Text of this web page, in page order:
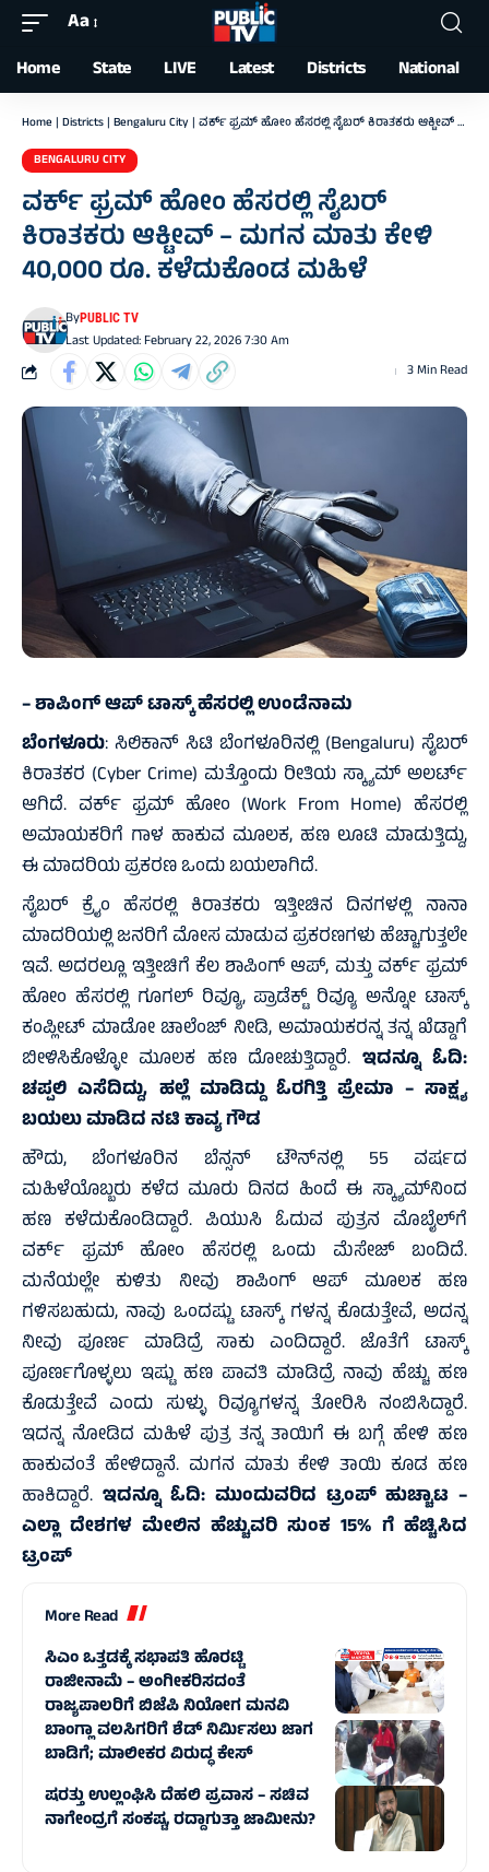
Font
Resizer
Aa
Home State LIVE Latest Districts National
Home | Districts | Bengaluru City | ವರ್ಕ್ ಫ್ರಮ್ ಹೋಂ ಹೆಸರಲ್ಲಿ ಸೈಬರ್ ಕಿರಾತಕರು ಆಕ್ಟೀವ್ – ಮಗನ ಮಾತು ಕೇಳಿ 40,000 ರೂ. ಕಳೆದುಕೊಂಡ ಮಹಿಳೆ
BENGALURU CITY
ವರ್ಕ್ ಫ್ರಮ್ ಹೋಂ ಹೆಸರಲ್ಲಿ ಸೈಬರ್
ಕಿರಾತಕರು ಆಕ್ಟೀವ್ – ಮಗನ ಮಾತು ಕೇಳಿ
40,000 ರೂ. ಕಳೆದುಕೊಂಡ ಮಹಿಳೆ
Last Updated: February 22, 2026 7:30 Am
ByPUBLIC TV
3 Min Read
– ಶಾಪಿಂಗ್ ಆಪ್ ಟಾಸ್ಕ್ ಹೆಸರಲ್ಲಿ ಉಂಡೆನಾಮ
ಬೆಂಗಳೂರು: ಸಿಲಿಕಾನ್ ಸಿಟಿ ಬೆಂಗಳೂರಿನಲ್ಲಿ (Bengaluru) ಸೈಬರ್
ಕಿರಾತಕರ (Cyber Crime) ಮತ್ತೊಂದು ರೀತಿಯ ಸ್ಕ್ಯಾಮ್ ಅಲರ್ಟ್
ಆಗಿದೆ. ವರ್ಕ್ ಫ್ರಮ್ ಹೋಂ (Work From Home) ಹೆಸರಲ್ಲಿ
ಅಮಾಯಕರಿಗೆ ಗಾಳ ಹಾಕುವ ಮೂಲಕ, ಹಣ ಲೂಟಿ ಮಾಡುತ್ತಿದ್ದು,
ಈ ಮಾದರಿಯ ಪ್ರಕರಣ ಒಂದು ಬಯಲಾಗಿದೆ.
ಸೈಬರ್ ಕ್ರೈಂ ಹೆಸರಲ್ಲಿ ಕಿರಾತಕರು ಇತ್ತೀಚಿನ ದಿನಗಳಲ್ಲಿ ನಾನಾ
ಮಾದರಿಯಲ್ಲಿ ಜನರಿಗೆ ಮೋಸ ಮಾಡುವ ಪ್ರಕರಣಗಳು ಹೆಚ್ಚಾಗುತ್ತಲೇ
ಇವೆ. ಅದರಲ್ಲೂ ಇತ್ತೀಚಿಗೆ ಕೆಲ ಶಾಪಿಂಗ್ ಆಪ್, ಮತ್ತು ವರ್ಕ್ ಫ್ರಮ್
ಹೋಂ ಹೆಸರಲ್ಲಿ ಗೂಗಲ್ ರಿವ್ಯೂ, ಪ್ರಾಡೆಕ್ಟ್ ರಿವ್ಯೂ ಅನ್ನೋ ಟಾಸ್ಕ್
ಕಂಪ್ಲೀಟ್ ಮಾಡೋ ಚಾಲೆಂಜ್ ನೀಡಿ, ಅಮಾಯಕರನ್ನ ತನ್ನ ಖೆಡ್ಡಾಗೆ
ಬೀಳಿಸಿಕೊಳ್ಳೋ ಮೂಲಕ ಹಣ ದೋಚುತ್ತಿದ್ದಾರೆ. ಇದನ್ನೂ ಓದಿ:
ಚಪ್ಪಲಿ ಎಸೆದಿದ್ದು, ಹಲ್ಲೆ ಮಾಡಿದ್ದು ಓರಗಿತ್ತಿ ಪ್ರೇಮಾ – ಸಾಕ್ಷ್ಯ
ಬಯಲು ಮಾಡಿದ ನಟಿ ಕಾವ್ಯ ಗೌಡ
ಹೌದು, ಬೆಂಗಳೂರಿನ ಬೆನ್ಸನ್ ಟೌನ್‌ನಲ್ಲಿ 55 ವರ್ಷದ
ಮಹಿಳೆಯೊಬ್ಬರು ಕಳೆದ ಮೂರು ದಿನದ ಹಿಂದೆ ಈ ಸ್ಕ್ಯಾಮ್‌ನಿಂದ
ಹಣ ಕಳೆದುಕೊಂಡಿದ್ದಾರೆ. ಪಿಯುಸಿ ಓದುವ ಪುತ್ರನ ಮೊಬೈಲ್‌ಗೆ
ವರ್ಕ್ ಫ್ರಮ್ ಹೋಂ ಹೆಸರಲ್ಲಿ ಒಂದು ಮೆಸೇಜ್ ಬಂದಿದೆ.
ಮನೆಯಲ್ಲೇ ಕುಳಿತು ನೀವು ಶಾಪಿಂಗ್ ಆಪ್ ಮೂಲಕ ಹಣ
ಗಳಿಸಬಹುದು, ನಾವು ಒಂದಷ್ಟು ಟಾಸ್ಕ್ ಗಳನ್ನ ಕೊಡುತ್ತೇವೆ, ಅದನ್ನ
ನೀವು ಪೂರ್ಣ ಮಾಡಿದ್ರೆ ಸಾಕು ಎಂದಿದ್ದಾರೆ. ಜೊತೆಗೆ ಟಾಸ್ಕ್
ಪೂರ್ಣಗೊಳ್ಳಲು ಇಷ್ಟು ಹಣ ಪಾವತಿ ಮಾಡಿದ್ರೆ ನಾವು ಹೆಚ್ಚು ಹಣ
ಕೊಡುತ್ತೇವೆ ಎಂದು ಸುಳ್ಳು ರಿವ್ಯೂಗಳನ್ನ ತೋರಿಸಿ ನಂಬಿಸಿದ್ದಾರೆ.
ಇದನ್ನ ನೋಡಿದ ಮಹಿಳೆ ಪುತ್ರ ತನ್ನ ತಾಯಿಗೆ ಈ ಬಗ್ಗೆ ಹೇಳಿ ಹಣ
ಹಾಕುವಂತೆ ಹೇಳಿದ್ದಾನೆ. ಮಗನ ಮಾತು ಕೇಳಿ ತಾಯಿ ಕೂಡ ಹಣ
ಹಾಕಿದ್ದಾರೆ. ಇದನ್ನೂ ಓದಿ:ಮುಂದುವರಿದ ಟ್ರಂಪ್‌ ಹುಚ್ಚಾಟ –
ಎಲ್ಲಾ ದೇಶಗಳ ಮೇಲಿನ ಹೆಚ್ಚುವರಿ ಸುಂಕ 15% ಗೆ ಹೆಚ್ಚಿಸಿದ
ಟ್ರಂಪ್‌
More Read
ಸಿಎಂ ಒತ್ತಡಕ್ಕೆ ಸಭಾಪತಿ ಹೊರಟ್ಟಿ
ರಾಜೀನಾಮೆ – ಅಂಗೀಕರಿಸದಂತೆ
ರಾಜ್ಯಪಾಲರಿಗೆ ಬಿಜೆಪಿ ನಿಯೋಗ ಮನವಿ
ಬಾಂಗ್ಲಾ ವಲಸಿಗರಿಗೆ ಶೆಡ್ ನಿರ್ಮಿಸಲು ಜಾಗ
ಬಾಡಿಗೆ; ಮಾಲೀಕರ ವಿರುದ್ಧ ಕೇಸ್
ಷರತ್ತು ಉಲ್ಲಂಘಿಸಿ ದೆಹಲಿ ಪ್ರವಾಸ – ಸಚಿವ
ನಾಗೇಂದ್ರಗೆ ಸಂಕಷ್ಟ, ರದ್ದಾಗುತ್ತಾ ಜಾಮೀನು?